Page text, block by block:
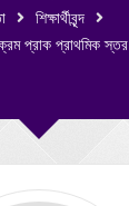
শিক্ষার্থীবৃন্দ
প্রাক প্রাথমিক স্তর